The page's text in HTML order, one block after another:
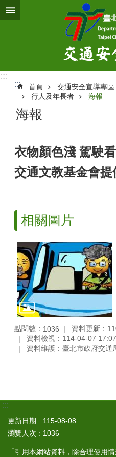
跳到主要內容區塊
:::
:::
首頁 交通安全宣導專區
行人及年長者
海報
海報
衣物顏色淺 駕駛
交通文教基金會提
相關圖片
點閱數： 1036
資料更新：
資料檢視：114-04-07 17:07
資料維護：臺北市政府交通
:::
更新日期
115-08-08
瀏覽人次
1036
「引用本網站資料，除合理使用